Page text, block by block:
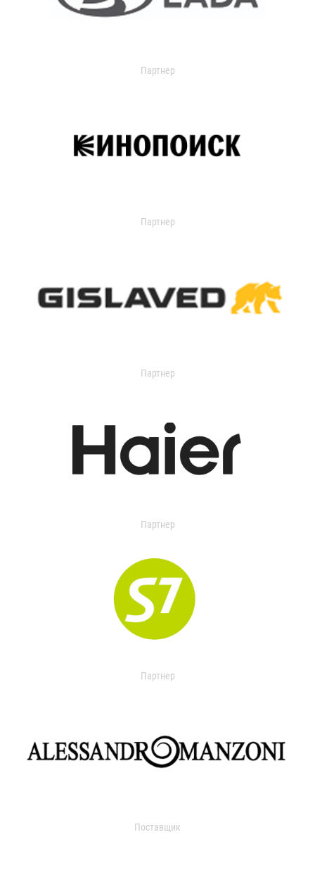
Партнер
Партнер
Партнер
Партнер
Партнер
Поставщик